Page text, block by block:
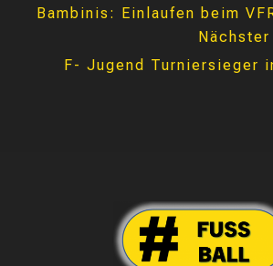
ansehen
Bambinis: Einlaufen beim
F- Jugend Turniersieger